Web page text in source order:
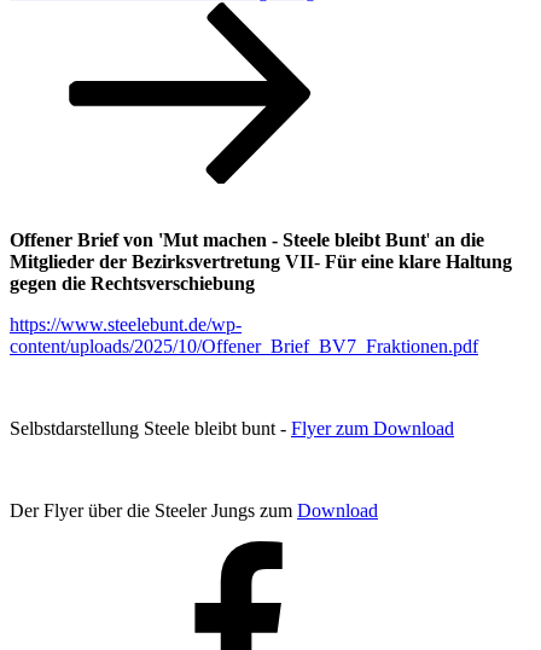
Offener Brief von 'Mut machen - Steele bleibt Bunt' an die
Mitglieder der Bezirksvertretung VII- Für eine klare Haltung
gegen die Rechtsverschiebung
https://www.steelebunt.de/wp-
content/uploads/2025/10/Offener_Brief_BV7_Fraktionen.pdf
Selbstdarstellung Steele bleibt bunt - Flyer zum Download
Der Flyer über die Steeler Jungs zum Download